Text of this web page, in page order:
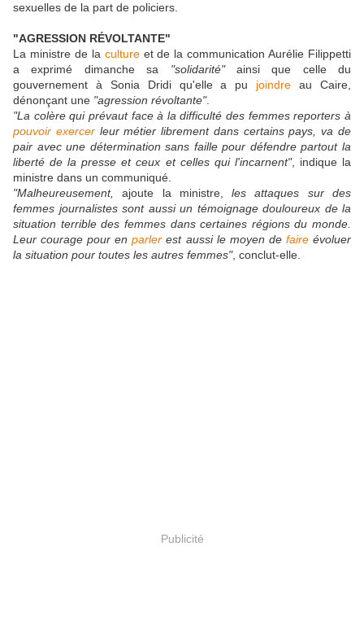
sexuelles de la part de policiers.
"AGRESSION RÉVOLTANTE"
La ministre de la cultureet de la communication Aurélie Filippetti
a exprimé dimanche sa "solidarité"ainsi que celle du
gouvernement à Sonia Dridi qu'elle a pu joindre au Caire,
dénonçant une "agression révoltante".
"La colère qui prévaut face à la difficulté des femmes reporters à
pouvoir exercerleur métier librement dans certains pays, va de
pair avec une détermination sans faille pour défendre partout la
liberté de la presse et ceux et celles qui l'incarnent", indique la
ministre dans un communiqué.
"Malheureusement,
ajoute la ministre,les attaques sur des
femmes journalistes sont aussi un témoignage douloureux de la
situation terrible des femmes dans certaines régions du monde.
Leur courage pour enparler est aussi le moyen de faireévoluer
la situation pour toutes les autres femmes", conclut-elle.
Publicité